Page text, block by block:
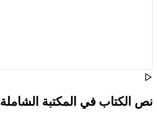
نص الكتاب في المكتبة الشاملة